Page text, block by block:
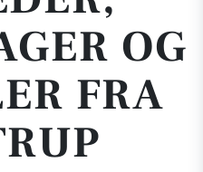
OG
FRA